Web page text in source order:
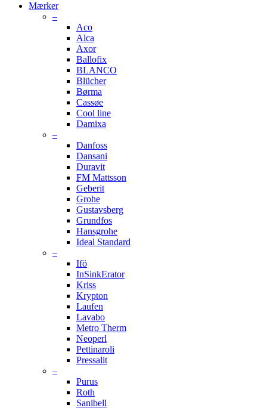
Mærker
–
Aco
Alca
Axor
Ballofix
BLANCO
Blücher
Børma
Cassøe
Cool line
Damixa
–
Danfoss
Dansani
Duravit
FM Mattsson
Geberit
Grohe
Gustavsberg
Grundfos
Hansgrohe
Ideal Standard
–
Ifö
InSinkErator
Kriss
Krypton
Laufen
Lavabo
Metro Therm
Neoperl
Pettinaroli
Pressalit
–
Purus
Roth
Sanibell